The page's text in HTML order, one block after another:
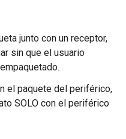
junto con un receptor,
sin que el usuario
el paquete del periférico,
SOLO con el periférico